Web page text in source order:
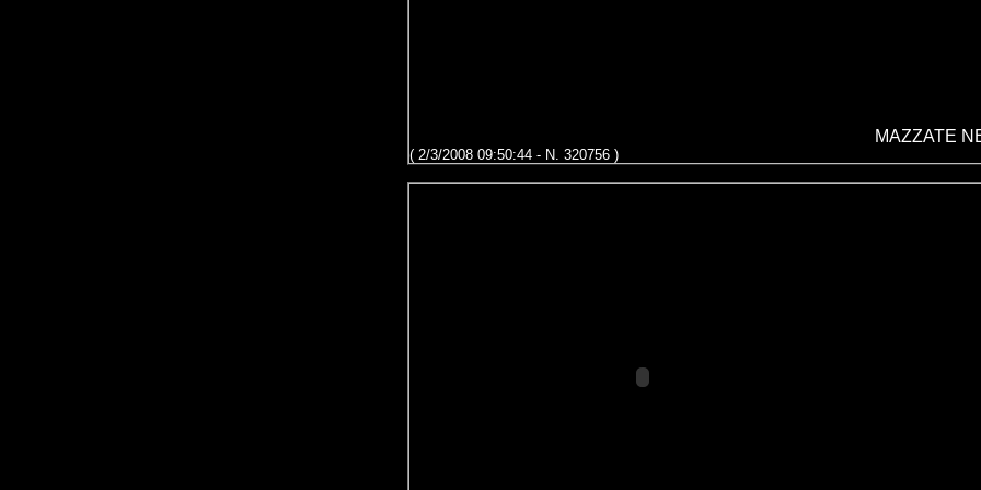
MAZZATE
( 2/3/2008 09:50:44 - N. 320756 )